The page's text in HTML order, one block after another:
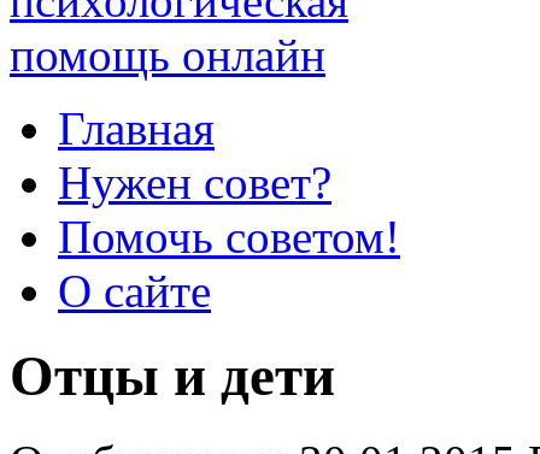
Главная
Нужен совет?
Помочь советом!
О сайте
Отцы и дети